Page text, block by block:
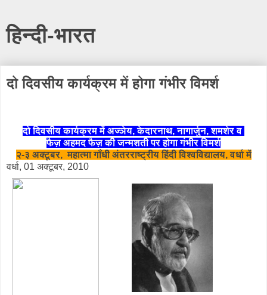
हिन्दी-भारत
दो दिवसीय कार्यक्रम में होगा गंभीर विमर्श
दो दिवसीय कार्यक्रम में अज्ञेय, केदारनाथ, नागार्जुन, शमशेर व
फैज़ अहमद फैज़ की जन्‍मशती पर होगा गंभीर विमर्श
२-३ अक्टूबर, म‍हात्‍मा गाँधी अंतरराष्‍ट्रीय हिंदी विश्‍वविद्यालय, वर्धा में
वर्धा, 01 अक्‍टूबर, 2010